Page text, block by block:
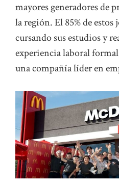
mayores generadores de
la región. El 85% de estos
cursando sus estudios y
experiencia laboral
una compañía líder en